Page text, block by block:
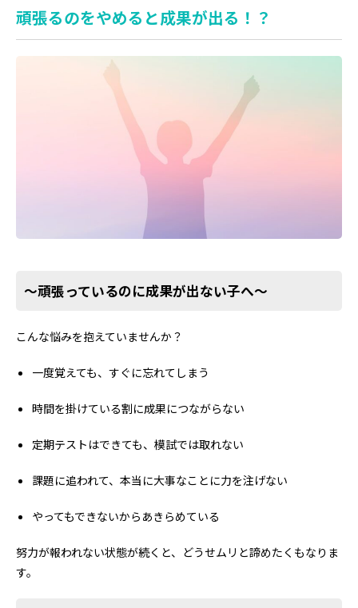
頑張るのをやめると成果が出る！？
～頑張っているのに成果が出ない子へ～
こんな悩みを抱えていませんか？
一度覚えても、すぐに忘れてしまう
時間を掛けている割に成果につながらない
定期テストはできても、模試では取れない
課題に追われて、本当に大事なことに力を注げない
やってもできないからあきらめている
努力が報われない状態が続くと、どうせムリと諦めたくもなりま
す。